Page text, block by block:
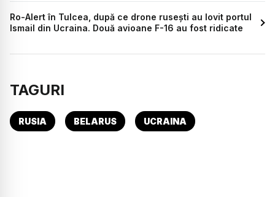
Ro-Alert în Tulcea, după ce drone rusești au lovit portul
Ismail din Ucraina. Două avioane F-16 au fost ridicate
TAGURI
RUSIA BELARUS UCRAINA